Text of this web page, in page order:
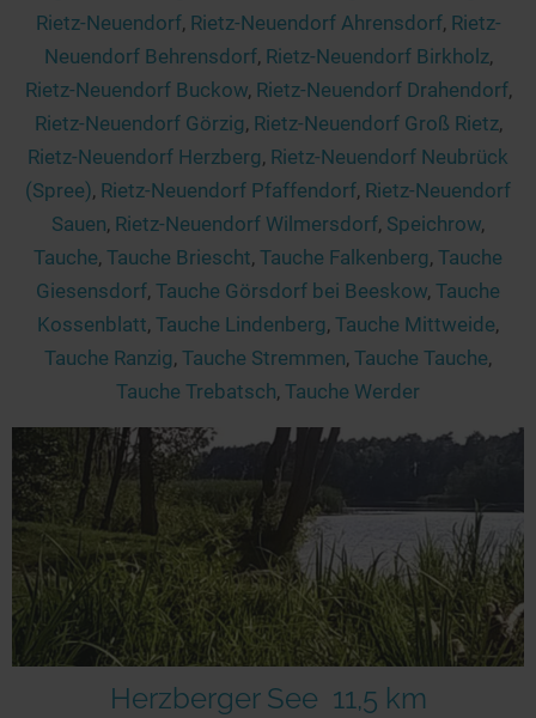
Schweden
Norwegen
Rietz-Neuendorf, Rietz-Neuendorf Ahrensdorf, Rietz-
Neuendorf Behrensdorf, Rietz-Neuendorf Birkholz,
Rietz-Neuendorf Buckow, Rietz-Neuendorf Drahendorf,
Rietz-Neuendorf Görzig, Rietz-Neuendorf Groß Rietz,
Rietz-Neuendorf Herzberg, Rietz-Neuendorf Neubrück
(Spree), Rietz-Neuendorf Pfaffendorf, Rietz-Neuendorf
Sauen, Rietz-Neuendorf Wilmersdorf, Speichrow,
Tauche, Tauche Briescht, Tauche Falkenberg, Tauche
Giesensdorf, Tauche Görsdorf bei Beeskow, Tauche
Kossenblatt, Tauche Lindenberg, Tauche Mittweide,
Tauche Ranzig, Tauche Stremmen, Tauche Tauche,
Tauche Trebatsch, Tauche Werder
Herzberger See 11,5 km